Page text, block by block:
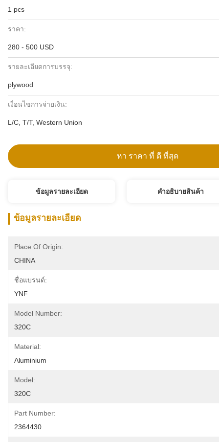
1 pcs
ราคา:
280 - 500 USD
รายละเอียดการบรรจุ:
plywood
เงื่อนไขการจ่ายเงิน:
L/C, T/T, Western Union
หา ราคา ที่ ดี ที่สุด
ข้อมูลรายละเอียด คําอธิบายสินค้า
ข้อมูลรายละเอียด
Place Of Origin:
CHINA
ชื่อแบรนด์:
YNF
Model Number:
320C
Material:
Aluminium
Model:
320C
Part Number:
2364430